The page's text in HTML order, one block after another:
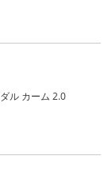
ル カーム 2.0